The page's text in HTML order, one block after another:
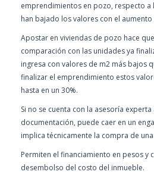
emprendimientos en pozo, respecto a
han bajado los valores con el aumento
Apostar en viviendas de pozo hace
comparación con las unidades ya
ingresa con valores de m2 más bajos
finalizar el emprendimiento estos
hasta en un 30%.
Si no se cuenta con la asesoría
documentación, puede caer en un
implica técnicamente la compra de
Permiten el financiamiento en pesos y
desembolso del costo del inmueble.